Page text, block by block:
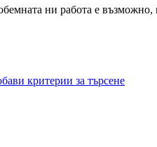
ни работа е
критерии за търсене